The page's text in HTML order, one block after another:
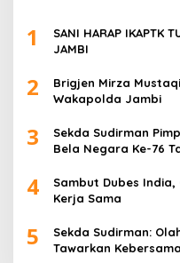
1
SANI HARAP IKAPTK
JAMBI
2
Brigjen Mirza
Wakapolda Jambi
3
Sekda Sudirman
Bela Negara Ke-76
4
Sambut Dubes
Kerja Sama
5
Sekda Sudirman:
Tawarkan